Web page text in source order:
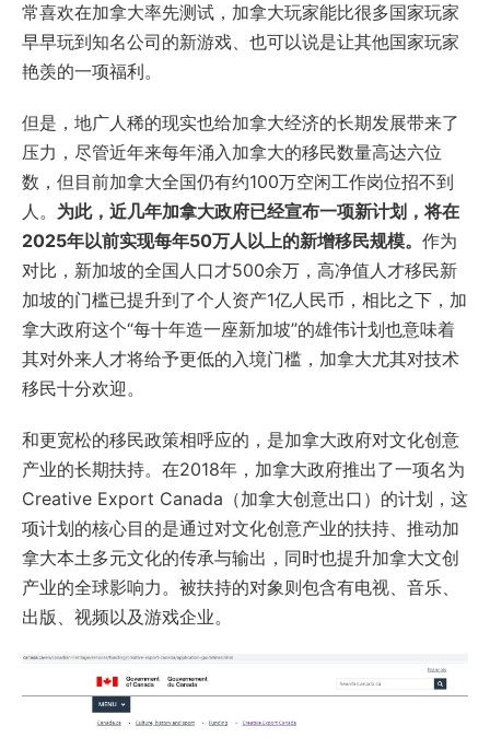
常喜欢在加拿大率先测试，加拿大玩家能比很多国家玩家
早早玩到知名公司的新游戏、也可以说是让其他国家玩家
艳羡的一项福利。
但是，地广人稀的现实也给加拿大经济的长期发展带来了
压力，尽管近年来每年涌入加拿大的移民数量高达六位
数，但目前加拿大全国仍有约100万空闲工作岗位招不到
人。 为此，近几年加拿大政府已经宣布一项新计划，将在
2025年以前实现每年50万人以上的新增移民规模。 作为
对比，新加坡的全国人口才500余万，高净值人才移民新
加坡的门槛已提升到了个人资产1亿人民币，相比之下，加
拿大政府这个“每十年造一座新加坡”的雄伟计划也意味着
其对外来人才将给予更低的入境门槛，加拿大尤其对技术
移民十分欢迎。
和更宽松的移民政策相呼应的，是加拿大政府对文化创意
产业的长期扶持。在2018年，加拿大政府推出了一项名为
Creative Export Canada（加拿大创意出口）的计划，这
项计划的核心目的是通过对文化创意产业的扶持、推动加
拿大本土多元文化的传承与输出，同时也提升加拿大文创
产业的全球影响力。被扶持的对象则包含有电视、音乐、
出版、视频以及游戏企业。